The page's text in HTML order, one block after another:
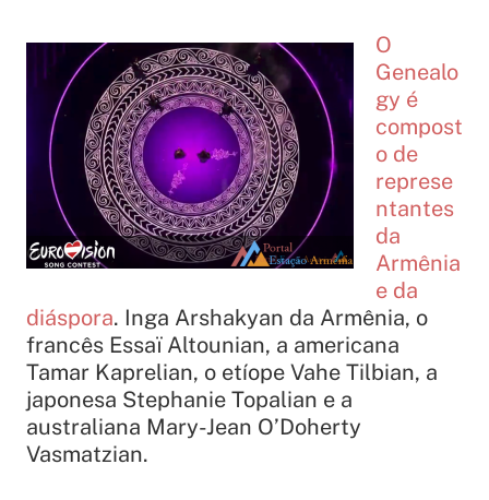
O
Genealo
gy é
compost
o de
represe
ntantes
da
Armênia
e da
diáspora. Inga Arshakyan da Armênia, o
francês Essaï Altounian, a americana
Tamar Kaprelian, o etíope Vahe Tilbian, a
japonesa Stephanie Topalian e a
australiana Mary-Jean O’Doherty
Vasmatzian.